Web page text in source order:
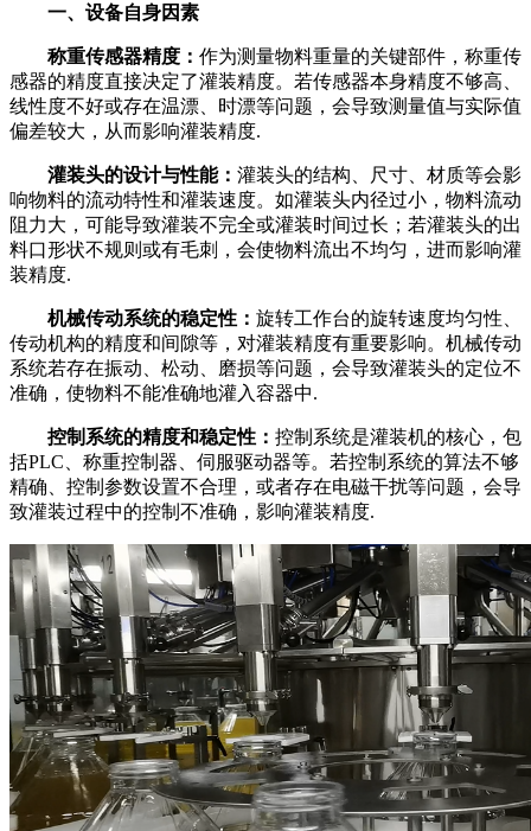
一、设备自身因素
称重传感器精度： 作为测量物料重量的关键部件，称重传
感器的精度直接决定了灌装精度。若传感器本身精度不够高、
线性度不好或存在温漂、时漂等问题，会导致测量值与实际值
偏差较大，从而影响灌装精度.
灌装头的设计与性能： 灌装头的结构、尺寸、材质等会影
响物料的流动特性和灌装速度。如灌装头内径过小，物料流动
阻力大，可能导致灌装不完全或灌装时间过长；若灌装头的出
料口形状不规则或有毛刺，会使物料流出不均匀，进而影响灌
装精度.
机械传动系统的稳定性： 旋转工作台的旋转速度均匀性、
传动机构的精度和间隙等，对灌装精度有重要影响。机械传动
系统若存在振动、松动、磨损等问题，会导致灌装头的定位不
准确，使物料不能准确地灌入容器中.
控制系统的精度和稳定性： 控制系统是灌装机的核心，包
括PLC、称重控制器、伺服驱动器等。若控制系统的算法不够
精确、控制参数设置不合理，或者存在电磁干扰等问题，会导
致灌装过程中的控制不准确，影响灌装精度.